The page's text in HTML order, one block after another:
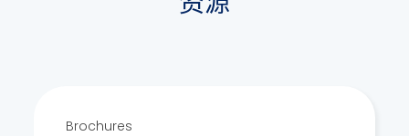
Brochures